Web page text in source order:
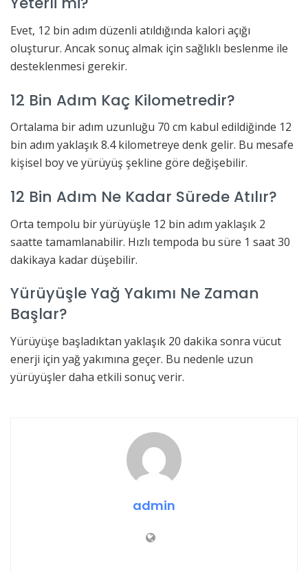
Evet, 12 bin adım düzenli atıldığında kalori açığı
oluşturur. Ancak sonuç almak için sağlıklı beslenme ile
desteklenmesi gerekir.
12 Bin Adım Kaç Kilometredir?
Ortalama bir adım uzunluğu 70 cm kabul edildiğinde 12
bin adım yaklaşık 8.4 kilometreye denk gelir. Bu mesafe
kişisel boy ve yürüyüş şekline göre değişebilir.
12 Bin Adım Ne Kadar Sürede Atılır?
Orta tempolu bir yürüyüşle 12 bin adım yaklaşık 2
saatte tamamlanabilir. Hızlı tempoda bu süre 1 saat 30
dakikaya kadar düşebilir.
Yürüyüşle Yağ Yakımı Ne Zaman
Başlar?
Yürüyüşe başladıktan yaklaşık 20 dakika sonra vücut
enerji için yağ yakımına geçer. Bu nedenle uzun
yürüyüşler daha etkili sonuç verir.
admin